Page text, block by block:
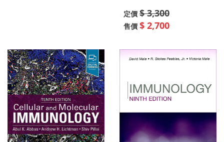
定價 $ 3,300
售價 $ 2,700